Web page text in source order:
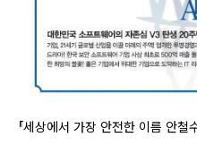
『세상에서 가장 안전한 이름 안